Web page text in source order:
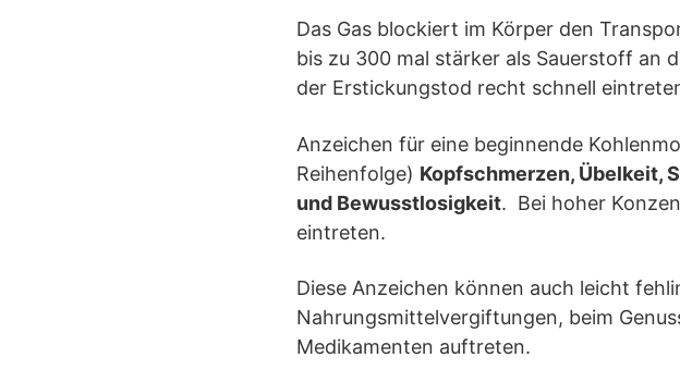
Das Gas blockiert im Körper den
bis zu 300 mal stärker als Sauerstoff an
der Erstickungstod recht schnell
Anzeichen für eine beginnende
Reihenfolge) Kopfschmerzen, Übelkeit,
und Bewusstlosigkeit. Bei hoher
eintreten.
Diese Anzeichen können auch leicht
Nahrungsmittelvergiftungen, beim
Medikamenten auftreten.